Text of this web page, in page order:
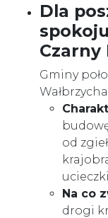
Dla
Czarny
Gminy
od
Na co
drogi